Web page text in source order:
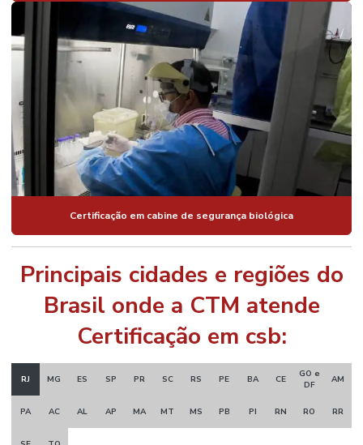
Certificação em cabine de segurança biológica
Principais cidades e regiões do
Brasil onde a CTM atende
Certificação em csb:
RJ MG ES SP PR SC RS PE BA CE
GO e
DF
AM
PA AC AL AP MA MT MS PB PI RN RO RR